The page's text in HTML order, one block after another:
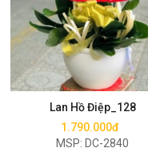
Lan Hồ Điệp_128
1.790.000đ
MSP: DC-2840
Mua ngay